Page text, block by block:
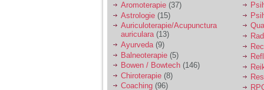
Sunt casatorita, am
31 de ani si un copil in
varsta de 2 ani care
mi-e lumina ochilor.
De ceva timp simt ca
mi s-a adunat
oboseala, o oboseala
cronica de care nu pot
scapa si simt ca din
Aromoterapie (37)
Astrologie (15)
Auriculoterapie/Acupunctura
auriculara(13)
Ayurveda(9)
Balneoterapie (5)
Bowen / Bowtech (146)
Chiroterapie (8)
Coaching (96)